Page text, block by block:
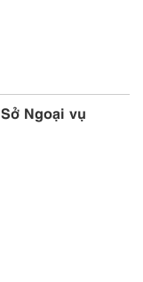
Sở Ngoại vụ